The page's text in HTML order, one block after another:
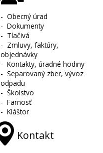
-Obecný úrad
-Dokumenty
- Tlačivá
- Zmluvy, faktúry,
objednávky
-Kontakty, úradné hodiny
-Separovaný zber, vývoz
odpadu
-Školstvo
-Farnosť
-Kláštor
Kontakt